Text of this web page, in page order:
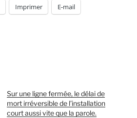
Imprimer E-mail
Sur une ligne fermée, le délai de
mort irréversible de l’installation
court aussi vite que la parole.